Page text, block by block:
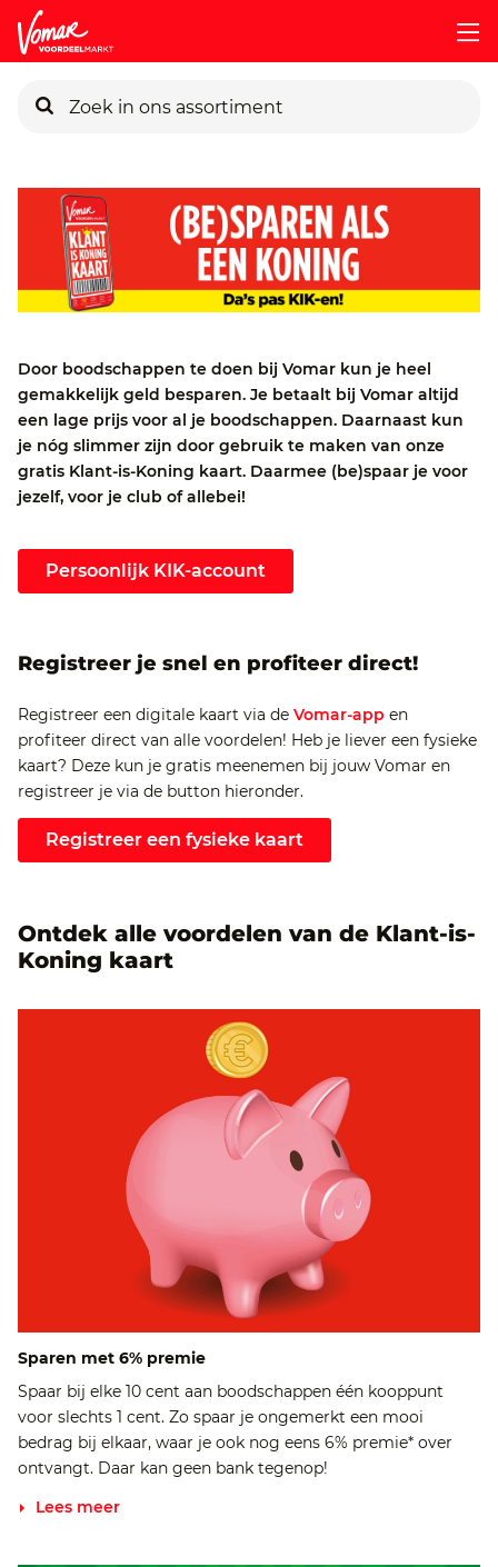
Pincode vergeten
Persoonlijk KIK-account
Door boodschappen te doen bij Vomar kun je heel
gemakkelijk geld besparen. Je betaalt bij Vomar altijd
een lage prijs voor al je boodschappen. Daarnaast kun
je nóg slimmer zijn door gebruik te maken van onze
gratis Klant-is-Koning kaart. Daarmee (be)spaar je voor
jezelf, voor je club of allebei!
Persoonlijk KIK-account
Registreer je snel en profiteer direct!
Registreer een digitale kaart via de Vomar-app en
profiteer direct van alle voordelen! Heb je liever een fysieke
kaart? Deze kun je gratis meenemen bij jouw Vomar en
registreer je via de button hieronder.
Registreer een fysieke kaart
Ontdek alle voordelen van de Klant-is-
Koning kaart
Sparen met 6% premie
Spaar bij elke 10 cent aan boodschappen één kooppunt
voor slechts 1 cent. Zo spaar je ongemerkt een mooi
bedrag bij elkaar, waar je ook nog eens 6% premie* over
ontvangt. Daar kan geen bank tegenop!
Lees meer